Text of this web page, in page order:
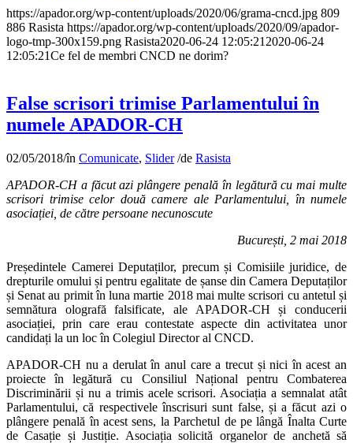
https://apador.org/wp-content/uploads/2020/06/grama-cncd.jpg 809
886 Rasista https://apador.org/wp-content/uploads/2020/09/apador-
logo-tmp-300x159.png Rasista2020-06-24 12:05:21 2020-06-24
12:05:21Ce fel de membri CNCD ne dorim?
False scrisori trimise Parlamentului în
numele APADOR-CH
02/05/2018/în Comunicate, Slider /de Rasista
APADOR-CH a făcut azi plângere penală în legătură cu mai multe
scrisori trimise celor două camere ale Parlamentului, în numele
asociației, de către persoane necunoscute
București, 2 mai 2018
Președintele Camerei Deputaților, precum și Comisiile juridice, de
drepturile omului și pentru egalitate de șanse din Camera Deputaților
și Senat au primit în luna martie 2018 mai multe scrisori cu antetul și
semnătura olografă falsificate, ale APADOR-CH și conducerii
asociației, prin care erau contestate aspecte din activitatea unor
candidați la un loc în Colegiul Director al CNCD.
APADOR-CH nu a derulat în anul care a trecut și nici în acest an
proiecte în legătură cu Consiliul Național pentru Combaterea
Discriminării și nu a trimis acele scrisori. Asociația a semnalat atât
Parlamentului, că respectivele înscrisuri sunt false, și a făcut azi o
plângere penală în acest sens, la Parchetul de pe lângă Înalta Curte
de Casație și Justiție. Asociația solicită organelor de anchetă să